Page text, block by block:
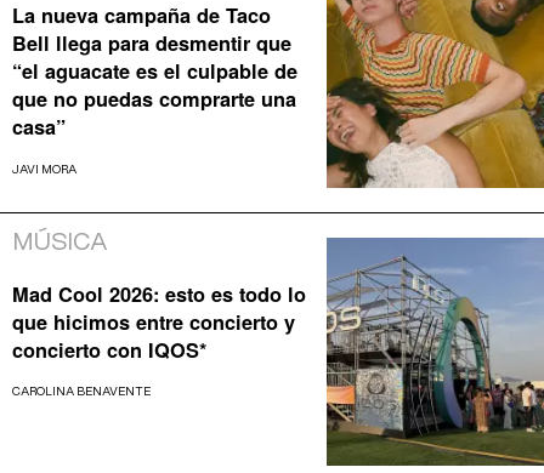
La nueva campaña de Taco
Bell llega para desmentir que
“el aguacate es el culpable de
que no puedas comprarte una
casa”
JAVI MORA
MÚSICA
Mad Cool 2026: esto es todo lo
que hicimos entre concierto y
concierto con IQOS*
CAROLINA BENAVENTE